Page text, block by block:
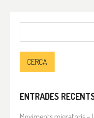
ENTRADES